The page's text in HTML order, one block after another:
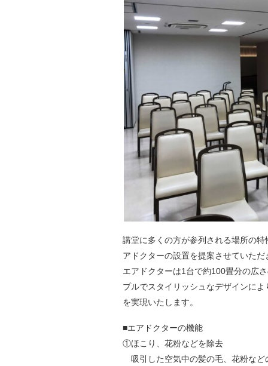
講堂に多くの方が参列される場所の
アドクターの設置を提案させていただ
エアドクターは1台で約100畳分の広
プルでスタイリッシュなデザインに
を実現いたします。
■エアドクターの機能
①ほこり、花粉などを除去
吸引した空気中の髪の毛、花粉など